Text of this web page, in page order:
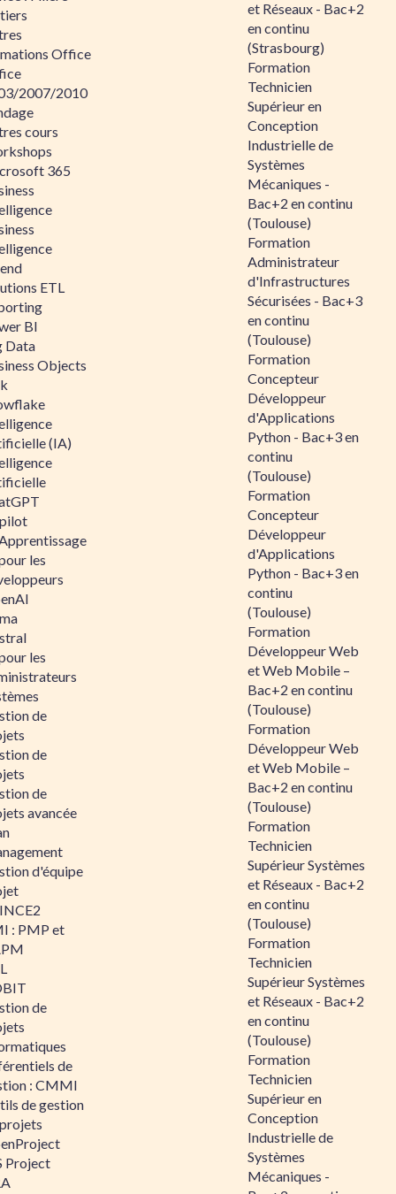
Office
2007/2010
cours
365
ETL
BI
Data
Objects
(IA)
les
les
de
de
de
avancée
d'équipe
: PMP et
de
de
: CMMI
de gestion
Project
et Réseaux - Bac+2
en continu
(Strasbourg)
Formation
Technicien
Supérieur en
Conception
Industrielle de
Systèmes
Mécaniques -
Bac+2 en continu
(Toulouse)
Formation
Administrateur
d'Infrastructures
Sécurisées - Bac+3
en continu
(Toulouse)
Formation
Concepteur
Développeur
d'Applications
Python - Bac+3 en
continu
(Toulouse)
Formation
Concepteur
Développeur
d'Applications
Python - Bac+3 en
continu
(Toulouse)
Formation
Développeur Web
et Web Mobile –
Bac+2 en continu
(Toulouse)
Formation
Développeur Web
et Web Mobile –
Bac+2 en continu
(Toulouse)
Formation
Technicien
Supérieur Systèmes
et Réseaux - Bac+2
en continu
(Toulouse)
Formation
Technicien
Supérieur Systèmes
et Réseaux - Bac+2
en continu
(Toulouse)
Formation
Technicien
Supérieur en
Conception
Industrielle de
Systèmes
Mécaniques -